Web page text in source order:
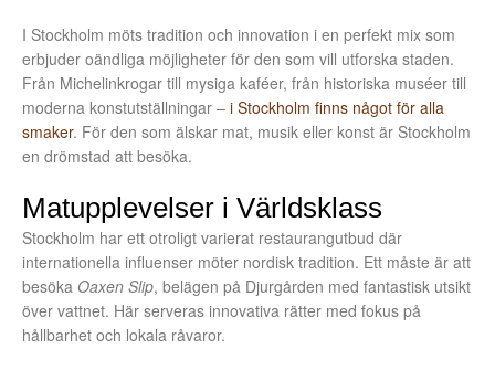
I Stockholm möts tradition och innovation i en perfekt mix som
erbjuder oändliga möjligheter för den som vill utforska staden.
Från Michelinkrogar till mysiga kaféer, från historiska muséer till
moderna konstutställningar – i Stockholm finns något för alla
smaker. För den som älskar mat, musik eller konst är Stockholm
en drömstad att besöka.
Matupplevelser i Världsklass
Stockholm har ett otroligt varierat restaurangutbud där
internationella influenser möter nordisk tradition. Ett måste är att
besöka Oaxen Slip, belägen på Djurgården med fantastisk utsikt
över vattnet. Här serveras innovativa rätter med fokus på
hållbarhet och lokala råvaror.